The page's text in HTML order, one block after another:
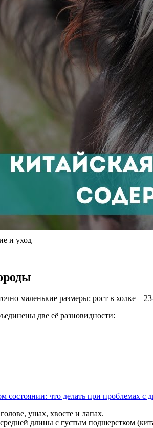
и уход
маленькие размеры: рост в холке –
две её разновидности:
состоянии: что делать при проблемах с
ушах, хвосте и лапах.
длины с густым подшерстком